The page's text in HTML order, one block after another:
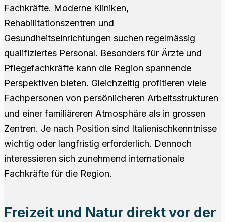
Fachkräfte. Moderne Kliniken,
Rehabilitationszentren und
Gesundheitseinrichtungen suchen regelmässig
qualifiziertes Personal. Besonders für Ärzte und
Pflegefachkräfte kann die Region spannende
Perspektiven bieten. Gleichzeitig profitieren viele
Fachpersonen von persönlicheren Arbeitsstrukturen
und einer familiäreren Atmosphäre als in grossen
Zentren. Je nach Position sind Italienischkenntnisse
wichtig oder langfristig erforderlich. Dennoch
interessieren sich zunehmend internationale
Fachkräfte für die Region.
Freizeit und Natur direkt vor der